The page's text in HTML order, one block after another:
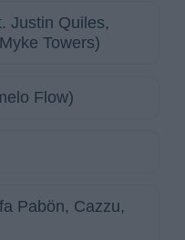
Justin Quiles,
Towers)
Flow)
Pabön, Cazzu,